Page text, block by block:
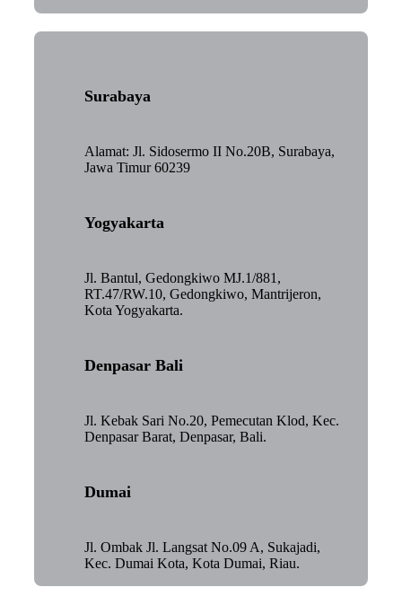
Surabaya
Alamat: Jl. Sidosermo II No.20B, Surabaya,
Jawa Timur 60239
Yogyakarta
Jl. Bantul, Gedongkiwo MJ.1/881,
RT.47/RW.10, Gedongkiwo, Mantrijeron,
Kota Yogyakarta.
Denpasar Bali
Jl. Kebak Sari No.20, Pemecutan Klod, Kec.
Denpasar Barat, Denpasar, Bali.
Dumai
Jl. Ombak Jl. Langsat No.09 A, Sukajadi,
Kec. Dumai Kota, Kota Dumai, Riau.